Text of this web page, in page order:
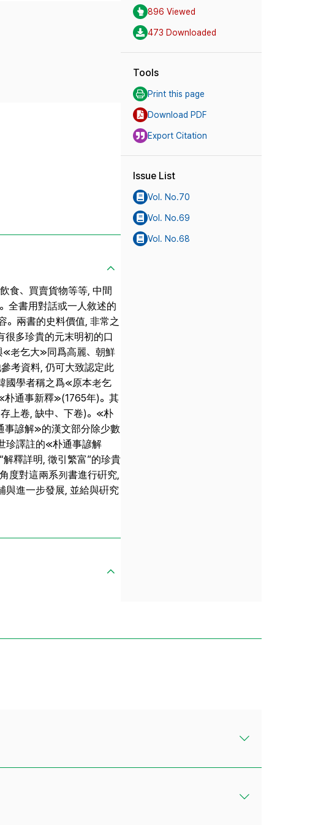
食、買賣貨物等等, 中間
全書用對話或一人敘述的
。兩書的史料價值, 非常之
很多珍貴的元末明初的口
≪老乞大≫同爲高麗、朝鮮
考資料, 仍可大致認定此
國學者稱之爲≪原本老乞
通事新釋≫(1765年)。其
上卷, 缺中、下卷)。≪朴
諺解≫的漢文部分除少數
珍譯註的≪朴通事諺解
釋詳明, 徵引繁富”的珍貴
度對這兩系列書進行硏究,
與進一步發展, 並給與硏究
896 Viewed
473 Downloaded
Tools
Print this page
Download PDF
Export Citation
Issue List
Vol. No.70
Vol. No.69
Vol. No.68